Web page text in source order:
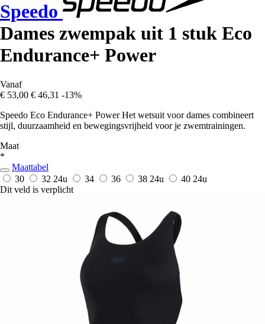
Speedo
Dames zwempak uit 1 stuk Eco
Endurance+ Power
Vanaf
€ 53,00 € 46,31 -13%
Speedo Eco Endurance+ Power Het wetsuit voor dames combineert
stijl, duurzaamheid en bewegingsvrijheid voor je zwemtrainingen.
Maat
*
Maattabel
30
32 24u 34 36 38 24u 40 24u
Dit veld is verplicht